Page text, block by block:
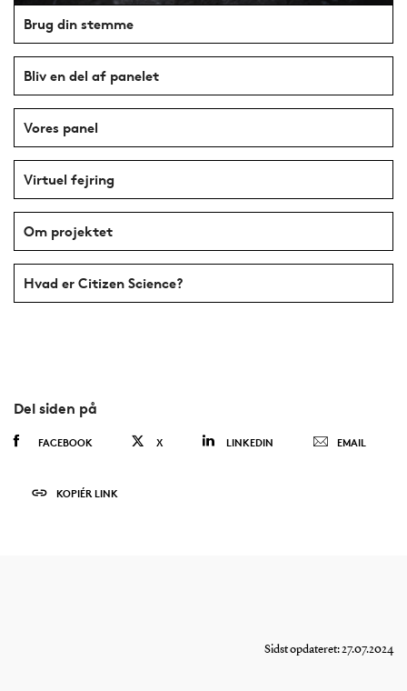
Brug din stemme
Bliv en del af panelet
Vores panel
Virtuel fejring
Om projektet
Hvad er Citizen Science?
Del siden på
FACEBOOK X LINKEDIN EMAIL
KOPIÉR LINK
Sidst opdateret: 27.07.2024